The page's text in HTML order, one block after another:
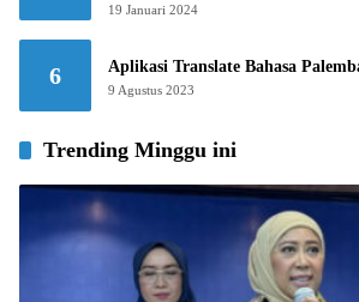
19 Januari 2024
6 Aplikasi Translate Bahasa
9 Agustus 2023
Trending Minggu ini